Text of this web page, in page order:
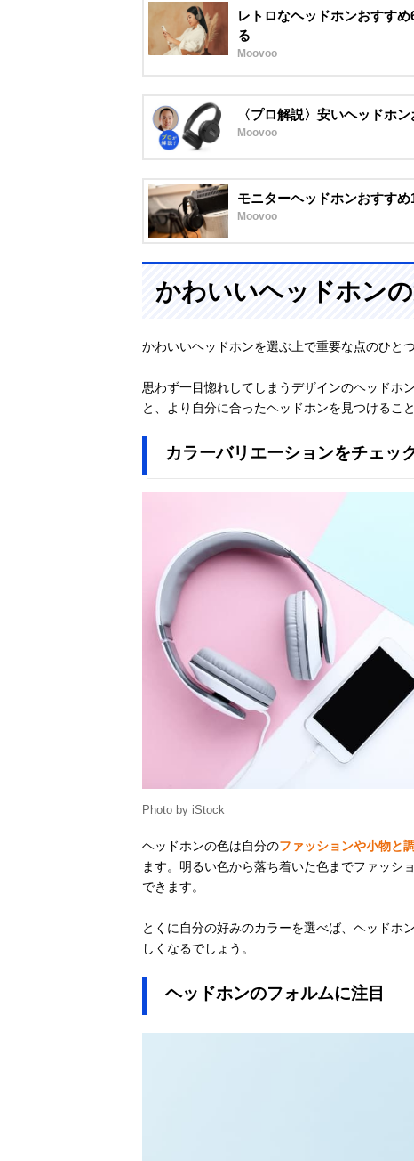
レトロなヘッドホンおすす
る
Moovoo
〈プロ解説〉安いヘッドホ
Moovoo
モニターヘッドホンおすす
Moovoo
かわいいヘッドホン
かわいいヘッドホンを選ぶ上で重要な点のひと
思わず一目惚れしてしまうデザインのヘッドホ
と、より自分に合ったヘッドホンを見つけるこ
カラーバリエーションをチェッ
Photo by iStock
ヘッドホンの色は自分のファッションや小物と
ます。明るい色から落ち着いた色までファッシ
できます。
とくに自分の好みのカラーを選べば、ヘッドホ
しくなるでしょう。
ヘッドホンのフォルムに注目